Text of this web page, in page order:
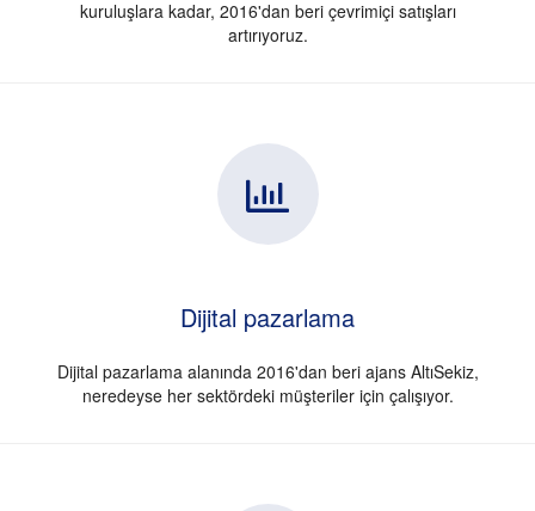
kuruluşlara kadar, 2016'dan beri çevrimiçi satışları
artırıyoruz.
Dijital pazarlama
Dijital pazarlama alanında 2016'dan beri ajans AltıSekiz,
neredeyse her sektördeki müşteriler için çalışıyor.